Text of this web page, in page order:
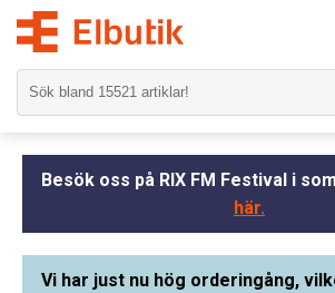
Besök oss på RIX FM Festival i
här.
Vi har just nu hög orderingång,